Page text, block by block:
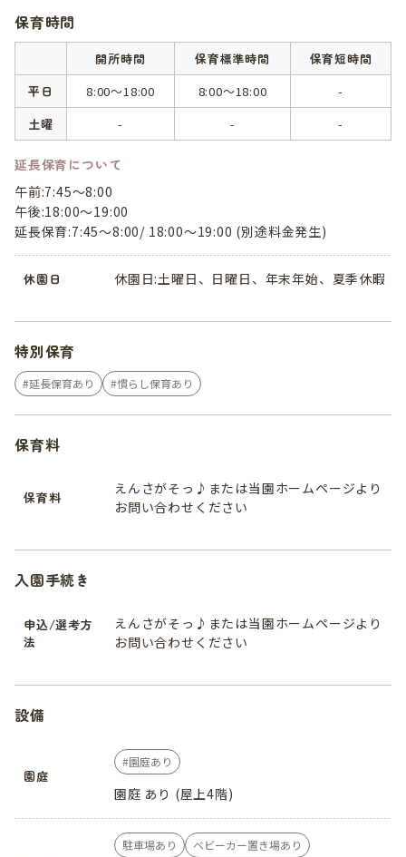
保育時間
開所時間 保育標準時間
保育短時間
平日
8:00～18:00 8:00～18:00
-
土曜
- - -
延長保育について
午前:7:45～8:00
午後:18:00～19:00
延長保育:7:45～8:00/ 18:00～19:00 (別途料金発生)
休園日 休園日:土曜日、日曜日、年末年始、夏季休暇
特別保育
延長保育あり 慣らし保育あり
保育料
保育料
えんさがそっ♪または当園ホームページより
お問い合わせください
入園手続き
申込/選考方
法
えんさがそっ♪または当園ホームページより
お問い合わせください
設備
園庭
園庭あり
園庭 あり (屋上4階)
駐車場あり ベビーカー置き場あり